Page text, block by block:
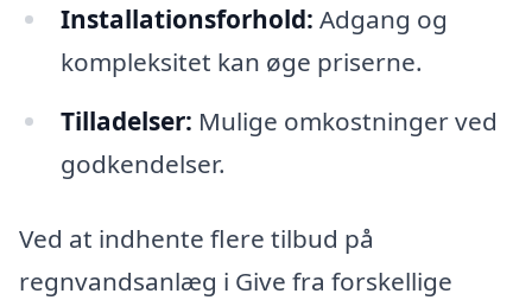
Installationsforhold: Adgang og
kompleksitet kan øge priserne.
Tilladelser: Mulige omkostninger ved
godkendelser.
Ved at indhente flere tilbud på
regnvandsanlæg i Give fra forskellige